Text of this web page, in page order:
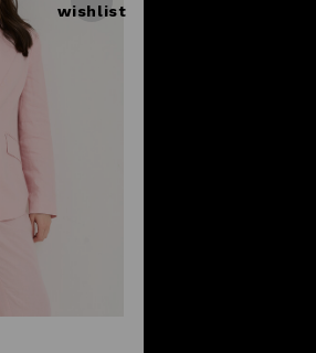
wishlist